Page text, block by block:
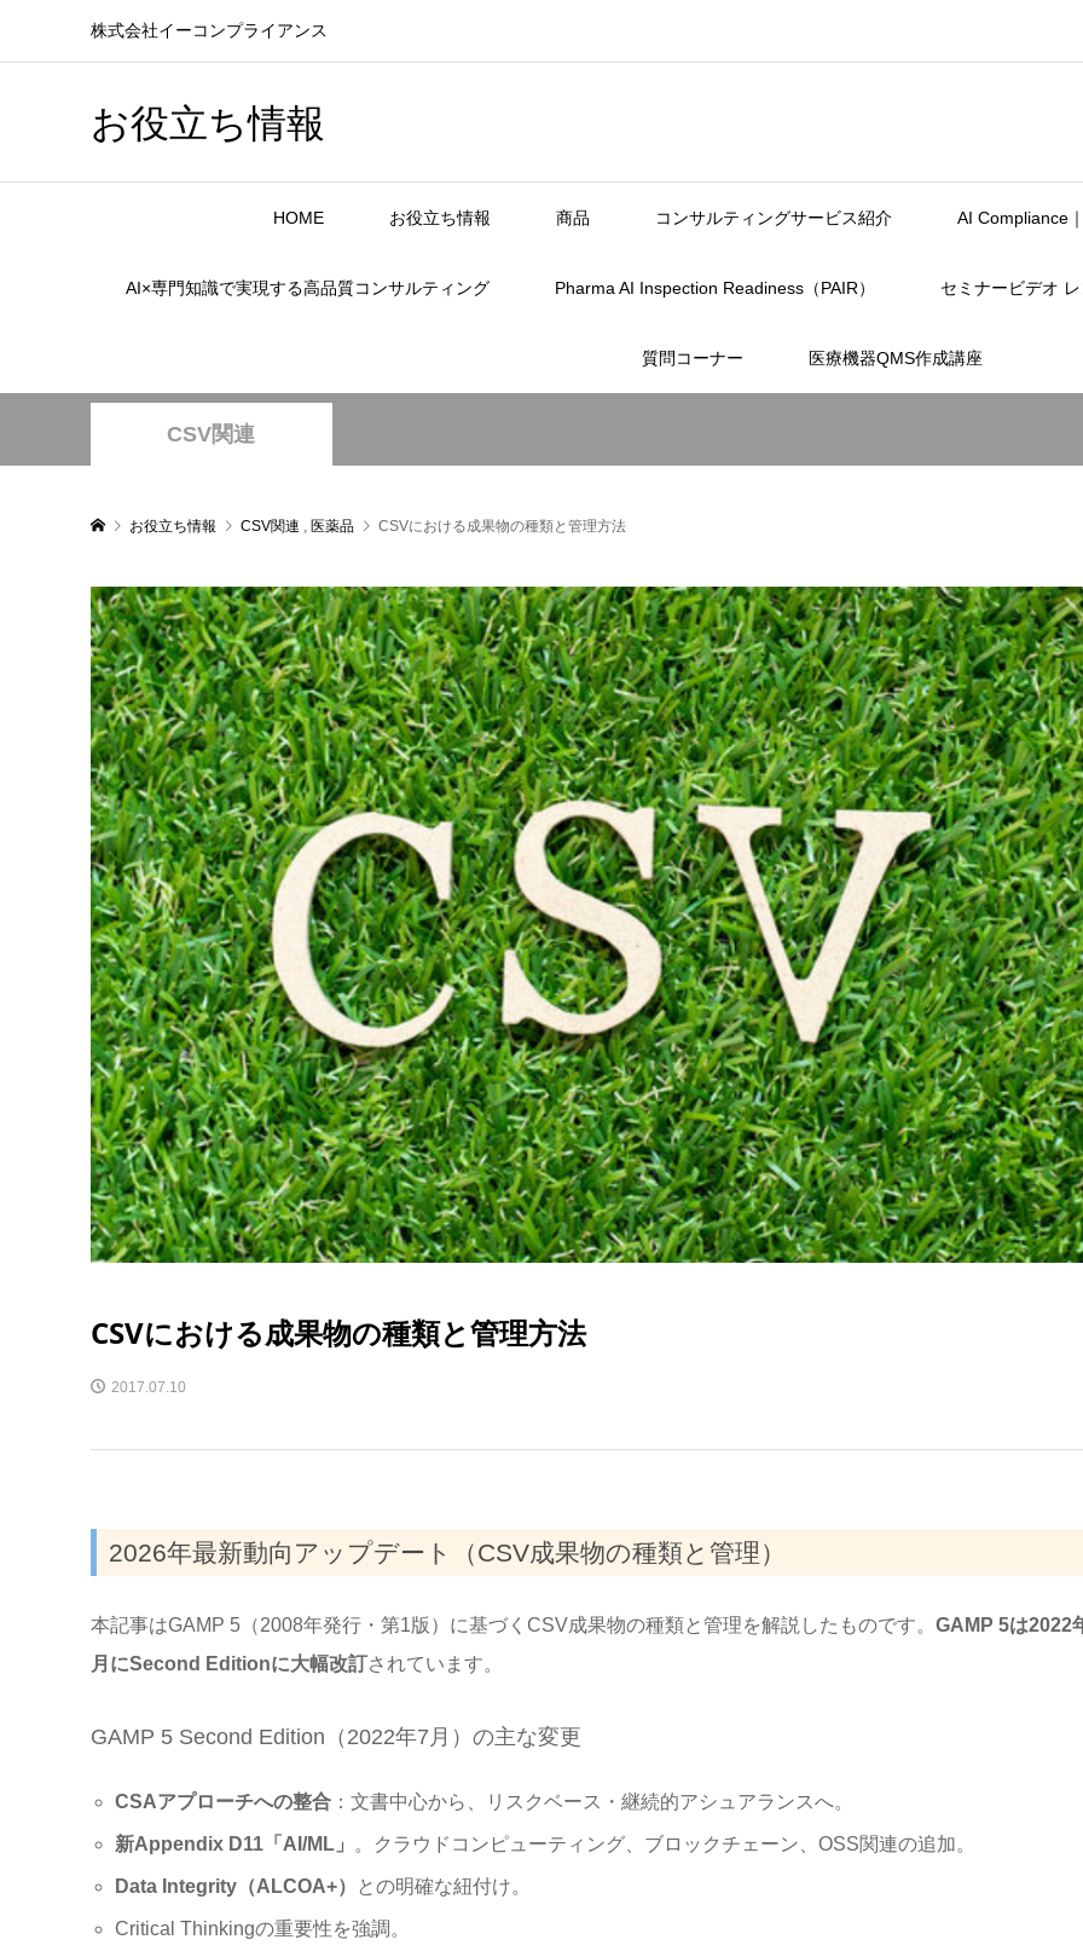
株式会社イーコンプライアンス
お役立ち情報
HOME お役立ち情報 商品 コンサルティングサービス紹介 AI Compliance
AI×専門知識で実現する高品質コンサルティング Pharma AI Inspection Readiness（PAIR） セミナービデオ
質問コーナー 医療機器QMS作成講座
CSV関連
お役立ち情報 CSV関連 , 医薬品 CSVにおける成果物の種類と管理方法
CSVにおける成果物の種類と管理方法
2017.07.10
2026年最新動向アップデート（CSV成果物の種類と管理）
本記事はGAMP 5（2008年発行・第1版）に基づくCSV成果物の種類と管理を解説したものです。 GAMP 5は2022
月にSecond Editionに大幅改訂されています。
GAMP 5 Second Edition（2022年7月）の主な変更
CSAアプローチへの整合 ：文書中心から、リスクベース・継続的アシュアランスへ。
新Appendix D11「AI/ML」 。クラウドコンピューティング、ブロックチェーン、OSS関連の追加。
Data Integrity（ALCOA+） との明確な紐付け。
Critical Thinkingの重要性を強調。